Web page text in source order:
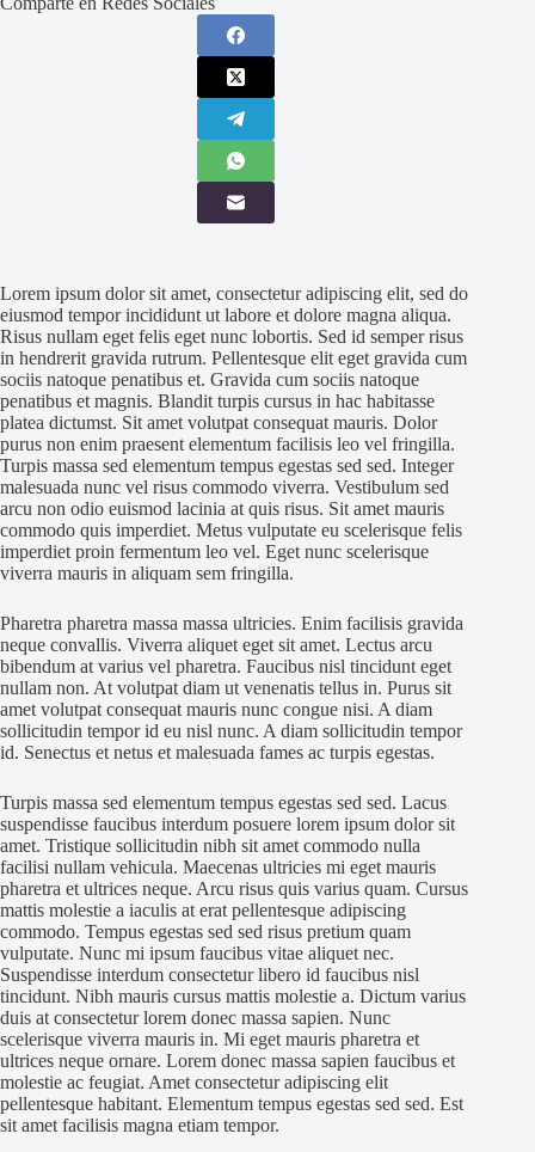
Lorem ipsum dolor sit amet, consectetur adipiscing elit, sed do
eiusmod tempor incididunt ut labore et dolore magna aliqua.
Risus nullam eget felis eget nunc lobortis. Sed id semper risus
in hendrerit gravida rutrum. Pellentesque elit eget gravida cum
sociis natoque penatibus et. Gravida cum sociis natoque
penatibus et magnis. Blandit turpis cursus in hac habitasse
platea dictumst. Sit amet volutpat consequat mauris. Dolor
purus non enim praesent elementum facilisis leo vel fringilla.
Turpis massa sed elementum tempus egestas sed sed. Integer
malesuada nunc vel risus commodo viverra. Vestibulum sed
arcu non odio euismod lacinia at quis risus. Sit amet mauris
commodo quis imperdiet. Metus vulputate eu scelerisque felis
imperdiet proin fermentum leo vel. Eget nunc scelerisque
viverra mauris in aliquam sem fringilla.
Pharetra pharetra massa massa ultricies. Enim facilisis gravida
neque convallis. Viverra aliquet eget sit amet. Lectus arcu
bibendum at varius vel pharetra. Faucibus nisl tincidunt eget
nullam non. At volutpat diam ut venenatis tellus in. Purus sit
amet volutpat consequat mauris nunc congue nisi. A diam
sollicitudin tempor id eu nisl nunc. A diam sollicitudin tempor
id. Senectus et netus et malesuada fames ac turpis egestas.
Turpis massa sed elementum tempus egestas sed sed. Lacus
suspendisse faucibus interdum posuere lorem ipsum dolor sit
amet. Tristique sollicitudin nibh sit amet commodo nulla
facilisi nullam vehicula. Maecenas ultricies mi eget mauris
pharetra et ultrices neque. Arcu risus quis varius quam. Cursus
mattis molestie a iaculis at erat pellentesque adipiscing
commodo. Tempus egestas sed sed risus pretium quam
vulputate. Nunc mi ipsum faucibus vitae aliquet nec.
Suspendisse interdum consectetur libero id faucibus nisl
tincidunt. Nibh mauris cursus mattis molestie a. Dictum varius
duis at consectetur lorem donec massa sapien. Nunc
scelerisque viverra mauris in. Mi eget mauris pharetra et
ultrices neque ornare. Lorem donec massa sapien faucibus et
molestie ac feugiat. Amet consectetur adipiscing elit
pellentesque habitant. Elementum tempus egestas sed sed. Est
sit amet facilisis magna etiam tempor.